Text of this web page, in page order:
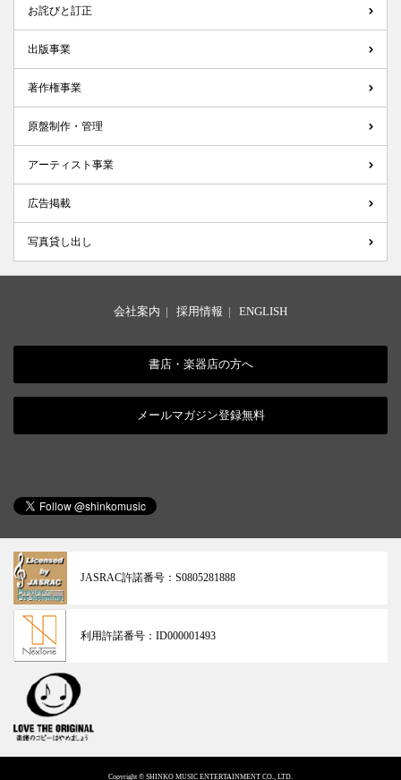
お詫びと訂正
出版事業
著作権事業
原盤制作・管理
アーティスト事業
広告掲載
写真貸し出し
会社案内 | 採用情報 | ENGLISH
書店・楽器店の方へ
メールマガジン登録無料
JASRAC許諾番号： S0805281888
利用許諾番号： ID000001493
Copyright © SHINKO MUSIC ENTERTAINMENT CO., LTD.